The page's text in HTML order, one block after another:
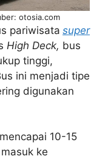
otosia.com
pariwisata super
High Deck, bus
tinggi,
ini menjadi tipe
digunakan
10-15
ke